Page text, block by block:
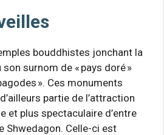
bouddhistes jonchant la
surnom de « pays doré »
». Ces monuments
partie de l’attraction
et plus spectaculaire d’entre
Shwedagon. Celle-ci est